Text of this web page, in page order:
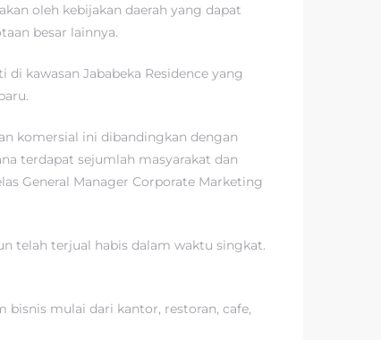
oleh kebijakan daerah yang dapat
besar lainnya.
kawasan Jababeka Residence yang
komersial ini dibandingkan dengan
terdapat sejumlah masyarakat dan
General Manager Corporate Marketing
telah terjual habis dalam waktu singkat.
bisnis mulai dari kantor, restoran, cafe,